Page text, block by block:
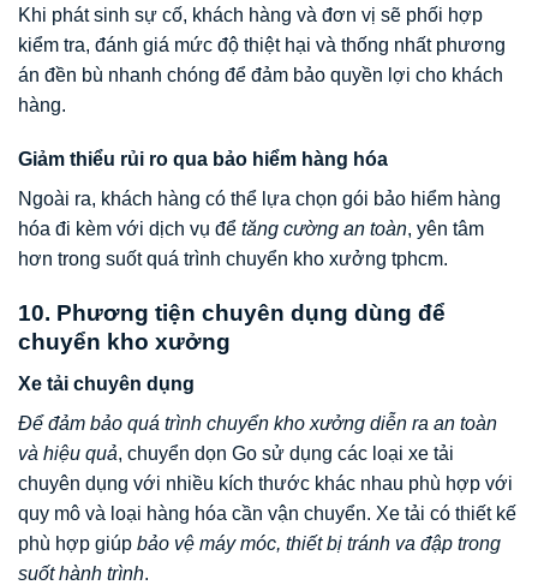
Khi phát sinh sự cố, khách hàng và đơn vị sẽ phối hợp
kiểm tra, đánh giá mức độ thiệt hại và thống nhất phương
án đền bù nhanh chóng để đảm bảo quyền lợi cho khách
hàng.
Giảm thiểu rủi ro qua bảo hiểm hàng hóa
Ngoài ra, khách hàng có thể lựa chọn gói bảo hiểm hàng
hóa đi kèm với dịch vụ để tăng cường an toàn, yên tâm
hơn trong suốt quá trình chuyển kho xưởng tphcm.
10. Phương tiện chuyên dụng dùng để
chuyển kho xưởng
Xe tải chuyên dụng
Để đảm bảo quá trình chuyển kho xưởng diễn ra an toàn
và hiệu quả, chuyển dọn Go sử dụng các loại xe tải
chuyên dụng với nhiều kích thước khác nhau phù hợp với
quy mô và loại hàng hóa cần vận chuyển. Xe tải có thiết kế
phù hợp giúp bảo vệ máy móc, thiết bị tránh va đập trong
suốt hành trình.